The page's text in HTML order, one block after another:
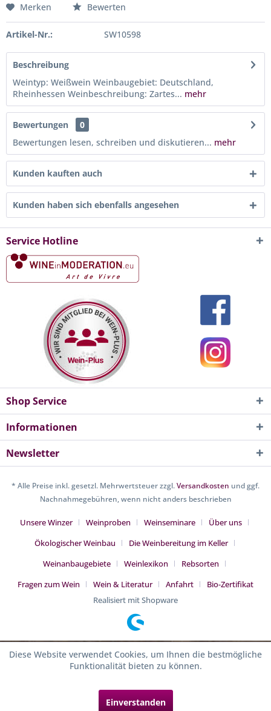
Merken Bewerten
Artikel-Nr.: SW10598
Beschreibung
Weintyp: Weißwein Weinbaugebiet: Deutschland,
Rheinhessen Weinbeschreibung: Zartes... mehr
Bewertungen
0
Bewertungen lesen, schreiben und diskutieren... mehr
Kunden kauften auch
Kunden haben sich ebenfalls angesehen
Service Hotline
Shop Service
Informationen
Newsletter
* Alle Preise inkl. gesetzl. Mehrwertsteuer zzgl.Versandkosten und ggf.
Nachnahmegebühren, wenn nicht anders beschrieben
Unsere Winzer Weinproben Weinseminare
Über uns
Ökologischer Weinbau
Die Weinbereitung im Keller
Weinanbaugebiete
Weinlexikon
Rebsorten
Fragen zum Wein
Wein & Literatur Anfahrt
Bio-Zertifikat
Realisiert mit Shopware
Diese Website verwendet Cookies, um Ihnen die bestmögliche
Funktionalität bieten zu können.
Einverstanden